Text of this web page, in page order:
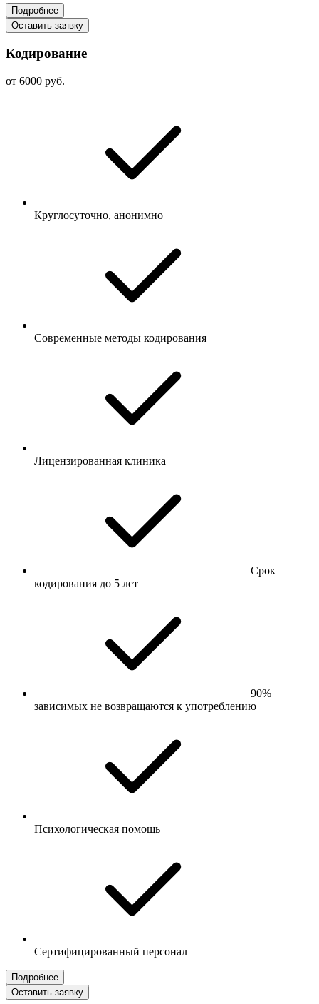
Подробнее
Оставить заявку
Кодирование
от 6000 руб.
Круглосуточно, анонимно
Современные методы кодирования
Лицензированная клиника
Срок
кодирования до 5 лет
90%
зависимых не возвращаются к употреблению
Психологическая помощь
Сертифицированный персонал
Подробнее
Оставить заявку